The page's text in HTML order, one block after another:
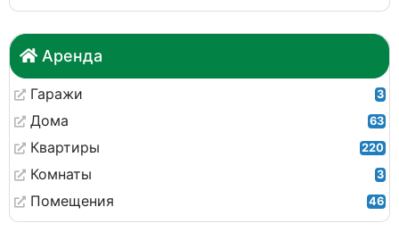
Аренда
Гаражи 3
Дома 63
Квартиры 220
Комнаты 3
Помещения 46